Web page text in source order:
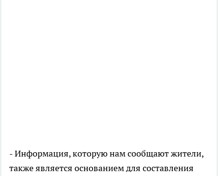
- Информация, которую нам сообщают жители,
также является основанием для составления